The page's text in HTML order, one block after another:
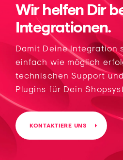
Wir helfen Dir
Integrationen.
Damit Deine Integration
einfach wie möglich
technischen Support
Plugins für Dein
KONTAKTIERE UNS